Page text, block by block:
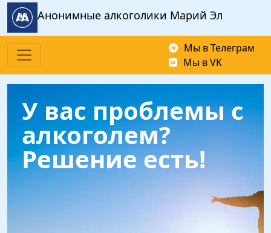
Перейти к основному содержанию
Анонимные алкоголики Марий Эл
Мы в Телеграм
Мы в VK
У вас проблемы с
алкоголем?
Решение есть!